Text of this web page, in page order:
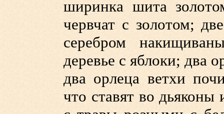
ширинка шита
червчат с золотом;
серебром
деревье с яблоки; два
два орлеца ветхи
что ставят во